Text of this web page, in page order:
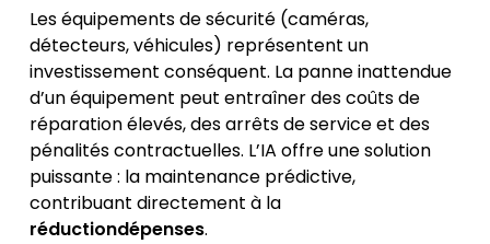
Les équipements de sécurité (caméras,
détecteurs, véhicules) représentent un
investissement conséquent. La panne inattendue
d’un équipement peut entraîner des coûts de
réparation élevés, des arrêts de service et des
pénalités contractuelles. L’IA offre une solution
puissante : la maintenance prédictive,
contribuant directement à la
réductiondépenses.